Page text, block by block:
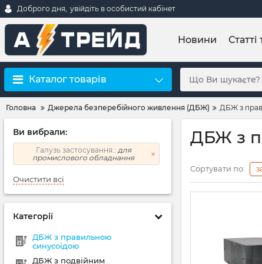
Доброго дня, увійдіть в особистий кабінет
Новини Статті
Каталог товарів
Головна Джерела безперебійного живлення (ДБЖ) ДБЖ з
Ви вибрали:
Галузь застосування:: для
промислового обладнання
Очистити всі
Категорії
ДБЖ з правильною
синусоїдою
ДБЖ з подвійним
ДБЖ з
Сортувати по: